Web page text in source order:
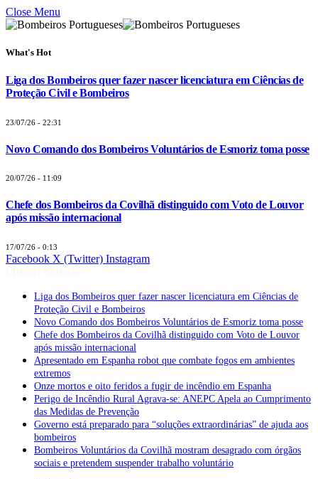
Close Menu
What's Hot
Liga dos Bombeiros quer fazer nascer licenciatura em Ciências de
Proteção Civil e Bombeiros
23/07/26 - 22:31
Novo Comando dos Bombeiros Voluntários de Esmoriz toma posse
20/07/26 - 11:09
Chefe dos Bombeiros da Covilhã distinguido com Voto de Louvor
após missão internacional
17/07/26 - 0:13
Facebook X (Twitter) Instagram
Liga dos Bombeiros quer fazer nascer licenciatura em Ciências de
Proteção Civil e Bombeiros
Novo Comando dos Bombeiros Voluntários de Esmoriz toma posse
Chefe dos Bombeiros da Covilhã distinguido com Voto de Louvor
após missão internacional
Apresentado em Espanha robot que combate fogos em ambientes
extremos
Onze mortos e oito feridos a fugir de incêndio em Espanha
Perigo de Incêndio Rural Agrava-se: ANEPC Apela ao Cumprimento
das Medidas de Prevenção
Governo está preparado para “soluções extraordinárias” de ajuda aos
bombeiros
Bombeiros Voluntários da Covilhã mostram desagrado com órgãos
sociais e pretendem suspender trabalho voluntário